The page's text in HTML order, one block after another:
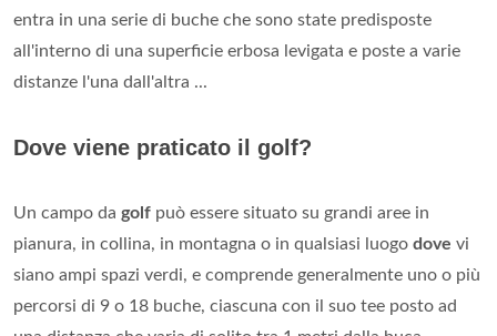
entra in una serie di buche che sono state predisposte
all'interno di una superficie erbosa levigata e poste a varie
distanze l'una dall'altra ...
Dove viene praticato il golf?
Un campo da golf può essere situato su grandi aree in
pianura, in collina, in montagna o in qualsiasi luogo dove vi
siano ampi spazi verdi, e comprende generalmente uno o più
percorsi di 9 o 18 buche, ciascuna con il suo tee posto ad